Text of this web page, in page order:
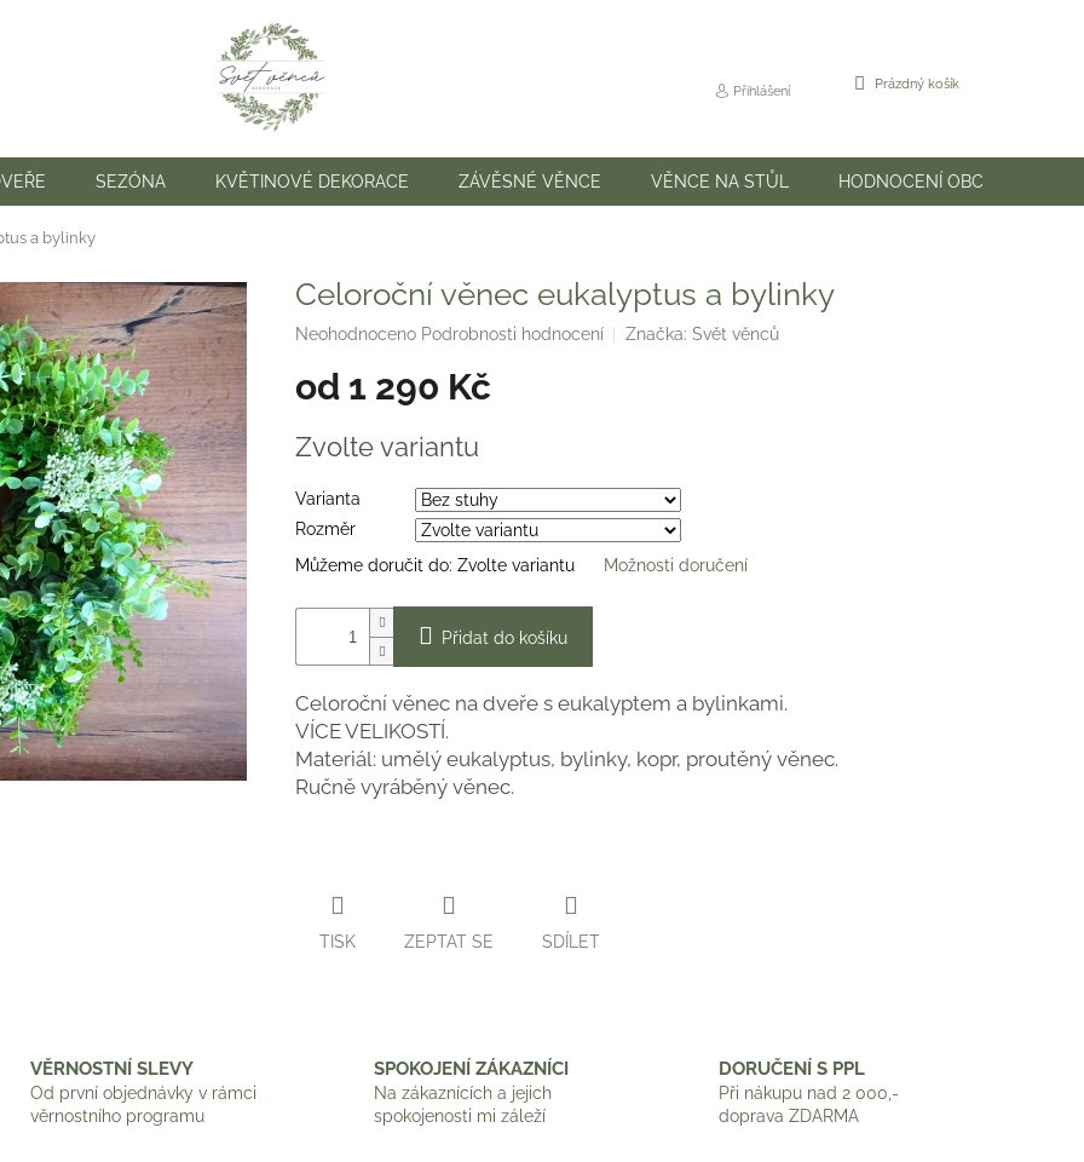
Přihlášení
NÁKUPNÍ
Prázdný košík
SEZÓNA KVĚTINOVÉ DEKORACE ZÁVĚSNÉ VĚNCE VĚNCE NA STŮL HODNOCENÍ OBCHODU
a bylinky
Celoroční věnec eukalyptus a bylinky
Průměrné
produktu
je
z
hvězdiček.
Neohodnoceno Podrobnosti hodnocení Značka: Svět věnců
od 1 290 Kč
cena:
Zvolte variantu
Varianta
Rozměr
Můžeme doručit do: Zvolte variantu Možnosti doručení
Přidat do košíku
Celoroční věnec na dveře s eukalyptem a bylinkami.
VÍCE VELIKOSTÍ.
Materiál: umělý eukalyptus, bylinky, kopr, proutěný věnec.
Ručně vyráběný věnec.
TISK ZEPTAT SE SDÍLET
VĚRNOSTNÍ SLEVY
Od první objednávky v rámci
věrnostního programu
SPOKOJENÍ ZÁKAZNÍCI
Na zákaznících a jejich
spokojenosti mi záleží
DORUČENÍ S PPL
Při nákupu nad 2 000,-
doprava ZDARMA